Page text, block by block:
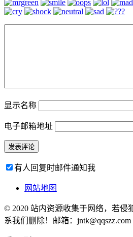
显示名称
电子邮箱地址
有人回复时邮件通知我
网站地图
© 2020 站内资源收集于网络，若侵
系我们删除！邮箱：jntk@qqszz.com